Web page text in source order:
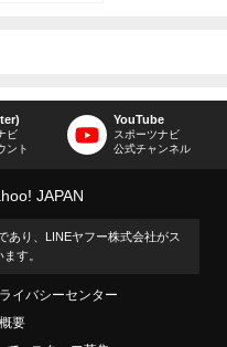
ビ
ント
YouTube
スポーツナビ
公式チャンネル
JAPAN
あり、LINEヤフー株式会社がス
す。
イバシーセンター
要